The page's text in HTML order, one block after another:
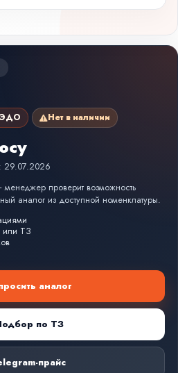
ЭДО Нет в наличии
29.07.2026
проверит возможность
аналог из доступной номенклатуры.
или ТЗ
аналог
по ТЗ
прайс